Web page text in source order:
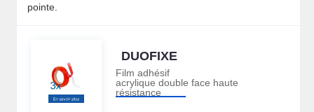
pointe.
DUOFIXE
Film adhésif
acrylique double face haute
résistance